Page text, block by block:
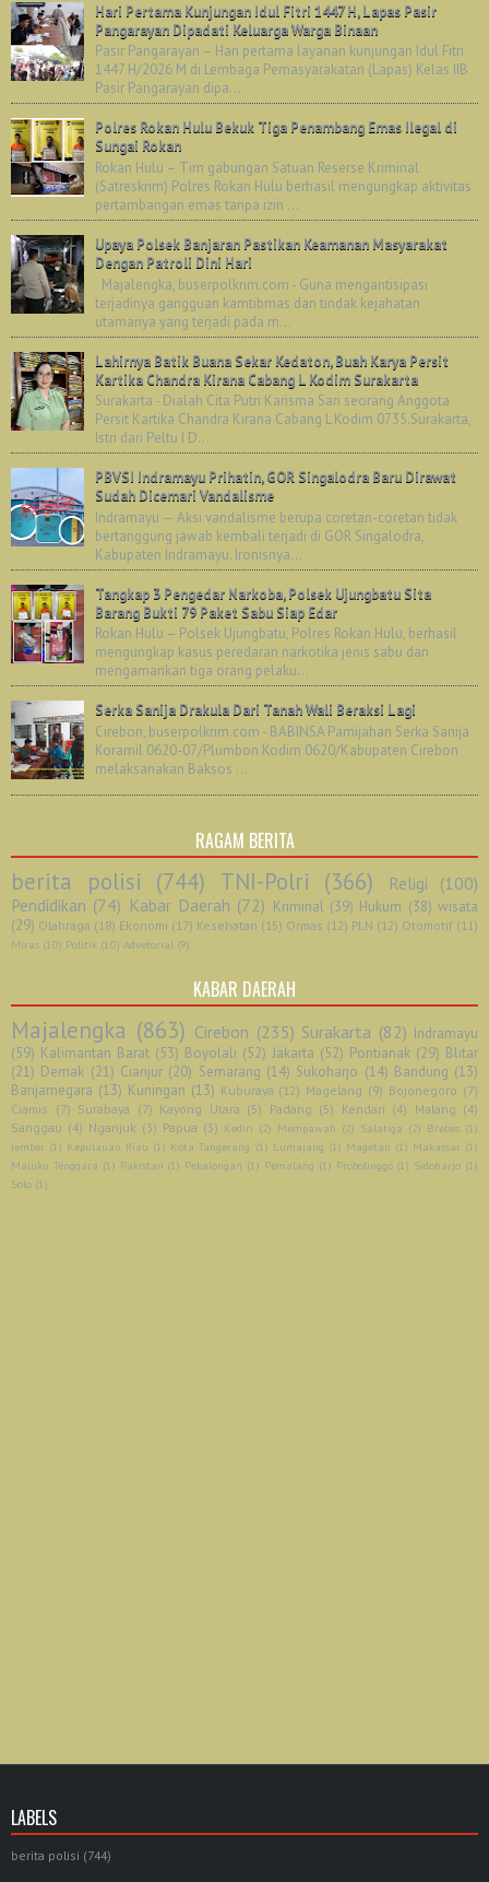
Hari Pertama Kunjungan Idul Fitri 1447 H, Lapas Pasir
Pangarayan Dipadati Keluarga Warga Binaan
Pasir Pangarayan – Hari pertama layanan kunjungan Idul Fitri
1447 H/2026 M di Lembaga Pemasyarakatan (Lapas) Kelas IIB
Pasir Pangarayan dipa...
Polres Rokan Hulu Bekuk Tiga Penambang Emas Ilegal di
Sungai Rokan
Rokan Hulu – Tim gabungan Satuan Reserse Kriminal
(Satreskrim) Polres Rokan Hulu berhasil mengungkap aktivitas
pertambangan emas tanpa izin ...
Upaya Polsek Banjaran Pastikan Keamanan Masyarakat
Dengan Patroli Dini Hari
Majalengka, buserpolkrim.com - Guna mengantisipasi
terjadinya gangguan kamtibmas dan tindak kejahatan
utamanya yang terjadi pada m...
Lahirnya Batik Buana Sekar Kedaton, Buah Karya Persit
Kartika Chandra Kirana Cabang L Kodim Surakarta
Surakarta - Dialah Cita Putri Karisma Sari seorang Anggota
Persit Kartika Chandra Kirana Cabang L Kodim 0735.Surakarta,
Istri dari Peltu I D...
PBVSI Indramayu Prihatin, GOR Singalodra Baru Dirawat
Sudah Dicemari Vandalisme
Indramayu — Aksi vandalisme berupa coretan-coretan tidak
bertanggung jawab kembali terjadi di GOR Singalodra,
Kabupaten Indramayu. Ironisnya...
Tangkap 3 Pengedar Narkoba, Polsek Ujungbatu Sita
Barang Bukti 79 Paket Sabu Siap Edar
Rokan Hulu – Polsek Ujungbatu, Polres Rokan Hulu, berhasil
mengungkap kasus peredaran narkotika jenis sabu dan
mengamankan tiga orang pelaku...
Serka Sanija Drakula Dari Tanah Wali Beraksi Lagi
Cirebon, buserpolkrim.com - BABINSA Pamijahan Serka Sanija
Koramil 0620-07/Plumbon Kodim 0620/Kabupaten Cirebon
melaksanakan Baksos ...
RAGAM BERITA
berita polisi (744) TNI-Polri (366) Religi
(100)
Pendidikan (74) Kabar Daerah (72) Kriminal (39) Hukum (38) wisata
(29) Olahraga (18) Ekonomi (17) Kesehatan (15) Ormas (12) PLN (12) Otomotif (11)
Miras (10) Politik (10) Advetorial (9)
KABAR DAERAH
Majalengka (863) Cirebon (235) Surakarta (82) Indramayu
(59) Kalimantan Barat (53) Boyolali (52) Jakarta (52) Pontianak (29) Blitar
(21) Demak (21) Cianjur (20) Semarang (14) Sukoharjo (14) Bandung (13)
Banjarnegara (13) Kuningan (13) Kuburaya (12) Magelang (9) Bojonegoro (7)
Ciamis (7) Surabaya (7) Kayong Utara (5) Padang (5) Kendari (4) Malang (4)
Sanggau (4) Nganjuk (3) Papua (3) Kediri (2) Mempawah (2) Salatiga (2) Brebes (1)
Jember (1) Kepulauan Riau (1) Kota Tangerang (1) Lumajang (1) Magetan (1) Makassar (1)
Maluku Tenggara (1) Pakistan (1) Pekalongan (1) Pemalang (1) Probolinggo (1) Sidoharjo (1)
Solo (1)
LABELS
berita polisi (744)